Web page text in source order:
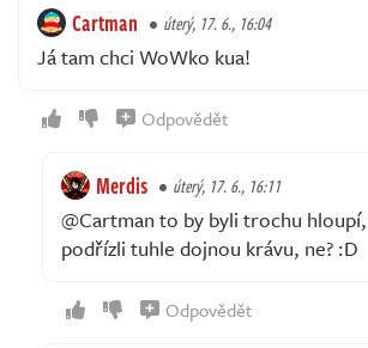
Cartman úterý, 17. 6., 16:04
Já tam chci WoWko kua!
Odpovědět
Merdis úterý, 17. 6., 16:11
@Cartman to by byli trochu
podřízli tuhle dojnou krávu, ne? :D
Odpovědět